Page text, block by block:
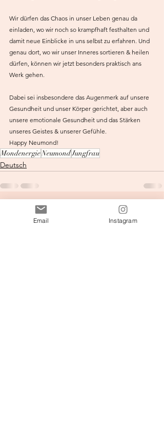
Wir dürfen das Chaos in unser Leben genau da
einladen, wo wir noch so krampfhaft festhalten und
damit neue Einblicke in uns selbst zu erfahren. Und
genau dort, wo wir unser Inneres sortieren & heilen
dürfen, können wir jetzt besonders praktisch ans
Werk gehen.
Dabei sei insbesondere das Augenmerk auf unsere
Gesundheit und unser Körper gerichtet, aber auch
unsere emotionale Gesundheit und das Stärken
unseres Geistes & unserer Gefühle.
Happy Neumond!
MondenergieNeumondJungfrau
Deutsch
Recent Posts
Email Instagram